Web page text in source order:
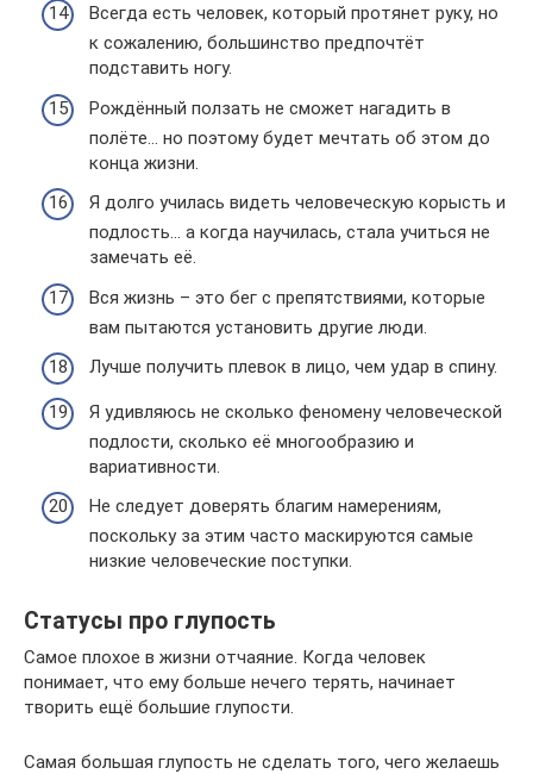
Всегда есть человек, который протянет руку, но
к сожалению, большинство предпочтёт
подставить ногу.
Рождённый ползать не сможет нагадить в
полёте… но поэтому будет мечтать об этом до
конца жизни.
Я долго училась видеть человеческую корысть и
подлость… а когда научилась, стала учиться не
замечать её.
Вся жизнь – это бег с препятствиями, которые
вам пытаются установить другие люди.
Лучше получить плевок в лицо, чем удар в спину.
Я удивляюсь не сколько феномену человеческой
подлости, сколько её многообразию и
вариативности.
Не следует доверять благим намерениям,
поскольку за этим часто маскируются самые
низкие человеческие поступки.
Статусы про глупость
Самое плохое в жизни отчаяние. Когда человек
понимает, что ему больше нечего терять, начинает
творить ещё большие глупости.
Самая большая глупость не сделать того, чего желаешь